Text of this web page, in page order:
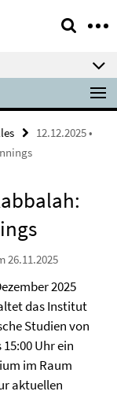
12.12.2025 •
26.11.2025
2025
das Institut
Studien von
15:00 Uhr ein
im Raum
aktuellen